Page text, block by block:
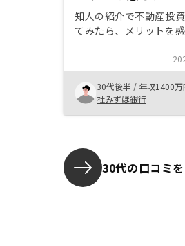
知人の紹介で不動産投
てみたら、メリットを感
30代後半 / 年収1400万
社みずほ銀行
30代の口コミ